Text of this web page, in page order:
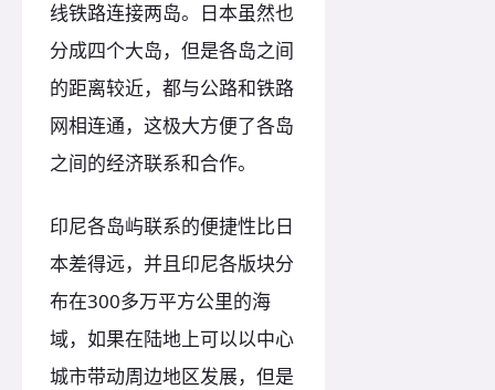
线铁路连接两岛。日本虽然也
分成四个大岛，但是各岛之间
的距离较近，都与公路和铁路
网相连通，这极大方便了各岛
之间的经济联系和合作。
印尼各岛屿联系的便捷性比日
本差得远，并且印尼各版块分
布在300多万平方公里的海
域，如果在陆地上可以以中心
城市带动周边地区发展，但是